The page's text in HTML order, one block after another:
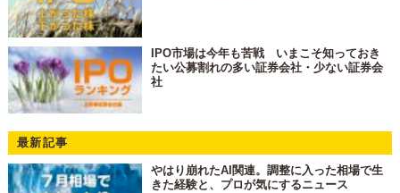
IPO市場は今年も苦戦 いまこそ知っておき
たい公募割れの多い証券会社・少ない証券会
社
最新記事
やはり崩れたAI関連。調整に入った相場で生
きた経験と、プロが気にするニュース